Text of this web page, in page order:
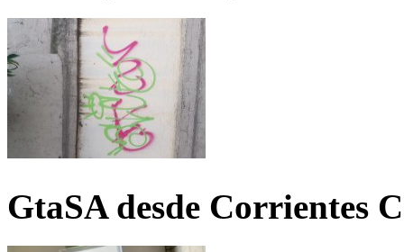
GtaSA desde Corrientes